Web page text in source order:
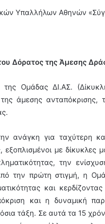
Υπαλλήλων Αθηνών
Δόρατος της Άμεσης
Ομάδας ΔΙ.ΑΣ.
άμεσης ανταπόκρισης,
για ταχύτερη και
με δίκυκλες
την
την πρώτη στιγμή, η
και
και η δυναμική
τάξη. Σε αυτά τα 15